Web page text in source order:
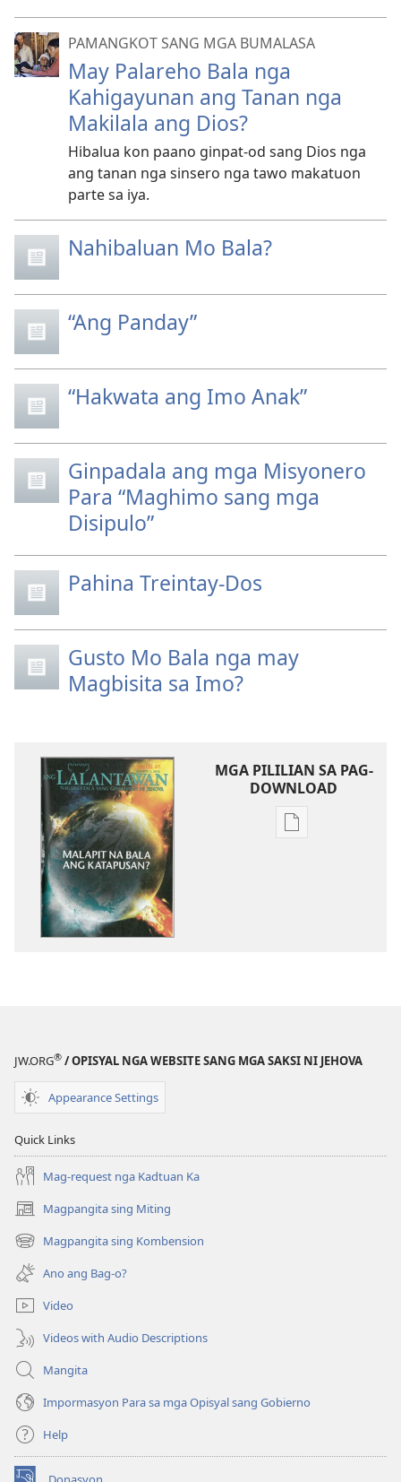
PAMANGKOT SANG MGA BUMALASA
May Palareho Bala nga
Kahigayunan ang Tanan nga
Makilala ang Dios?
Hibalua kon paano ginpat-od sang Dios nga
ang tanan nga sinsero nga tawo makatuon
parte sa iya.
Nahibaluan Mo Bala?
“Ang Panday”
“Hakwata ang Imo Anak”
Ginpadala ang mga Misyonero
Para “Maghimo sang mga
Disipulo”
Pahina Treintay-Dos
Gusto Mo Bala nga may
Magbisita sa Imo?
MGA PILILIAN SA PAG-
DOWNLOAD
Mga
JW.ORG® / OPISYAL NGA WEBSITE SANG MGA SAKSI NI JEHOVA
Appearance Settings
Quick Links
Mag-request nga Kadtuan Ka
Magpangita sing Miting
(opens
new
window)
Magpangita sing Kombension
(opens
new
window)
Ano ang Bag-o?
Video
Videos with Audio Descriptions
Mangita
Impormasyon Para sa mga Opisyal sang Gobierno
Help